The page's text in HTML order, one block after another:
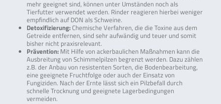
mehr geeignet sind, können unter Umständen noch als
Tierfutter verwendet werden. Rinder reagieren hierbei weniger
empfindlich auf DON als Schweine.
Detoxifizierung:Chemische Verfahren, die die Toxine aus dem
Getreide entfernen, sind sehr aufwändig und teuer und somit
bisher nicht praxisrelevant.
Prävention:Mit Hilfe von ackerbaulichen Maßnahmen kann die
Ausbreitung von Schimmelpilzen begrenzt werden. Dazu zählen
z.B. der Anbau von resistenten Sorten, die Bodenbearbeitung,
eine geeignete Fruchtfolge oder auch der Einsatz von
Fungiziden. Nach der Ernte lässt sich ein Pilzbefall durch
schnelle Trocknung und geeignete Lagerbedingungen
vermeiden.